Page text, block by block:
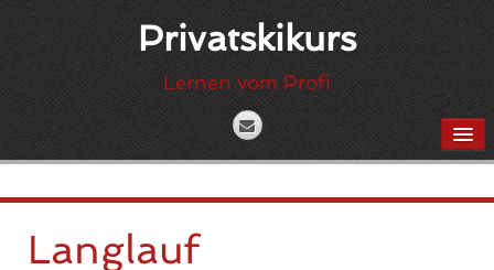
Privatskikurs
Lernen vom Profi
Langlauf